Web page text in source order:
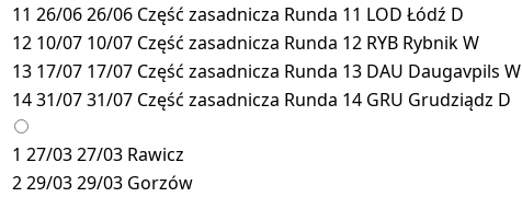
11 26/0626/06 Część zasadnicza Runda 11 LOD Łódź D
12 10/07 10/07 Część zasadnicza Runda 12 RYB RybnikW
13 17/07 17/07 Część zasadnicza Runda 13 DAU Daugavpils W
1431/0731/07 Część zasadnicza Runda 14 GRU Grudziądz D
1 27/0327/03 Rawicz
229/0329/03 Gorzów